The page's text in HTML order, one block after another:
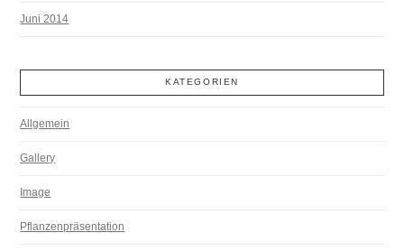
Juni 2014
KATEGORIEN
Allgemein
Gallery
Image
Pflanzenpräsentation